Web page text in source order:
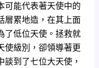
可能代表著天使中的
層累地造，在其上面
了低位天使。拯救就
使級別，卻領導著更
到了七位大天使，